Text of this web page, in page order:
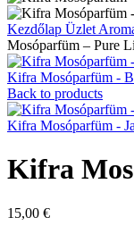
Kezdőlap Üzlet
Mosóparfüm – Pure
Kifra Mosóparfüm -
Back to products
Kifra Mosóparfüm -
Kifra
15,00 €